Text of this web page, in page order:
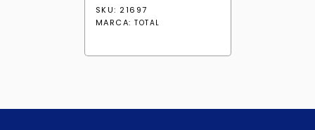
SKU: 21697
MARCA: TOTAL